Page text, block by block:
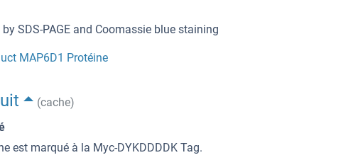
SDS-PAGE and Coomassie blue staining
MAP6D1 Protéine
(cache)
est marqué à la Myc-DYKDDDDK Tag.